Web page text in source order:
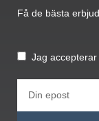
Få de bästa
Jag